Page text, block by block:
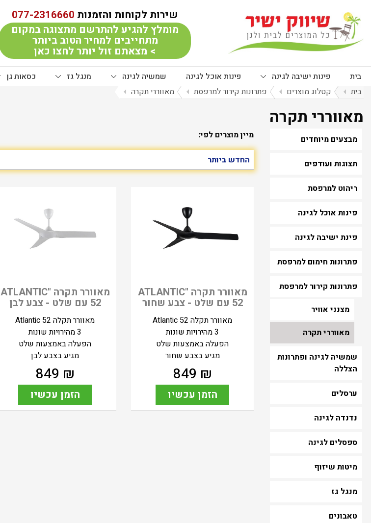
שירות לקוחות והזמנות 077-2316660
מומלץ להגיע להתרשם מתצוגה במקום
מתחייבים למחיר הטוב ביותר
> מצאתם זול יותר לחצו כאן
בית פינות ישיבה לגינה פינות אוכל לגינה שמשיה לגינה מנגל גז כסאות גן
בית arrow_left קטלוג מוצרים arrow_left פתרונות קירור למרפסת arrow_left מאווררי תקרה arrow_left
מאווררי תקרה
מבצעים מיוחדים
תצוגות ועודפים
ריהוט למרפסת
פינות אוכל לגינה
פינת ישיבה לגינה
פתרונות חימום למרפסת
פתרונות קירור למרפסת
מצנני אוויר
מאווררי תקרה
שמשיה לגינה ופתרונות
הצללה
ערסלים
נדנדה לגינה
ספסלים לגינה
מיטות שיזוף
מנגל גז
טאבונים
מיין מוצרים לפי:
מאוורר תקרה "ATLANTIC
52 עם שלט - צבע שחור
מאוורר תקלה Atlantic 52
3 מהירויות שונות
הפעלה באמצעות שלט
מגיע בצבע שחור
₪
849
הזמן עכשיו
מאוורר תקרה "ATLANTIC
52 עם שלט - צבע לבן
מאוורר תקלה Atlantic 52
3 מהירויות שונות
הפעלה באמצעות שלט
מגיע בצבע לבן
₪
849
הזמן עכשיו